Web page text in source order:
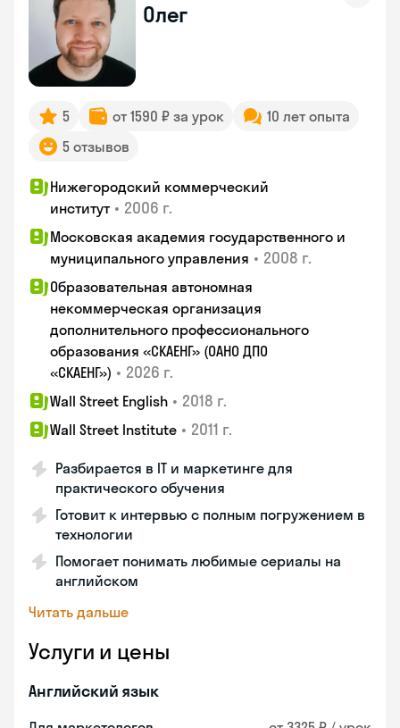
Олег
5 от 1590 ₽ за урок
10 лет опыта
5 отзывов
Нижегородский коммерческий
институт • 2006 г.
Московская академия государственного и
муниципального управления • 2008 г.
Образовательная автономная
некоммерческая организация
дополнительного профессионального
образования «СКАЕНГ» (ОАНО ДПО
«СКАЕНГ») • 2026 г.
Wall Street English • 2018 г.
Wall Street Institute • 2011 г.
Разбирается в IT и маркетинге для
практического обучения
Готовит к интервью с полным погружением в
технологии
Помогает понимать любимые сериалы на
английском
Читать дальше
Услуги и цены
Английский язык